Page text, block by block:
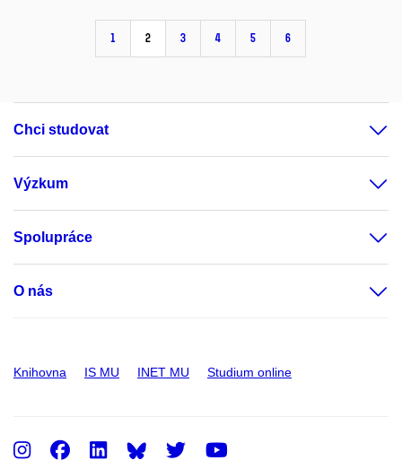
1 2 3 4 5 6
Chci studovat
Výzkum
Spolupráce
O nás
Knihovna IS MU INET MU Studium online
Instagram
Facebook
LinkedInTwitter